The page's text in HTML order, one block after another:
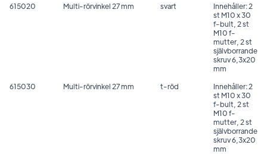
615020
Multi-rörvinkel 27 mm svart
Innehåller: 2
st M10 x 30
f-bult, 2 st
M10 f-
mutter, 2 st
självborrande
skruv 6,3x20
mm
615030
Multi-rörvinkel 27 mm t-röd
Innehåller: 2
st M10 x 30
f-bult, 2 st
M10 f-
mutter, 2 st
självborrande
skruv 6,3x20
mm